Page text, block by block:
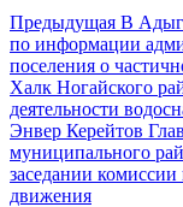
Предыдущая В
по информации
поселения о
Халк Ногайского
деятельности
Энвер Керейтов
муниципального
заседании
движения